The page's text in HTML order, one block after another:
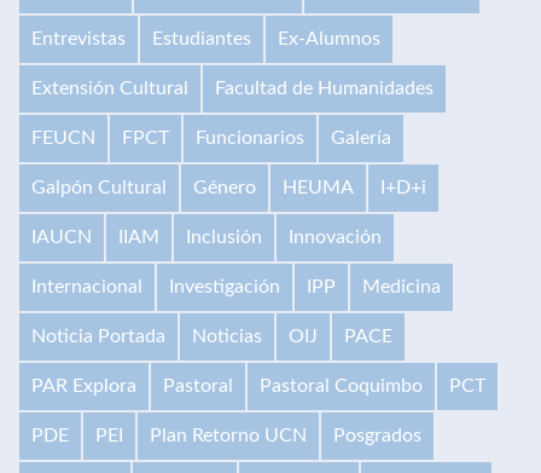
Entrevistas Estudiantes Ex-Alumnos
Extensión Cultural Facultad de Humanidades
FEUCN FPCT Funcionarios Galería
Galpón Cultural Género HEUMA I+D+i
IAUCN IIAM Inclusión Innovación
Internacional Investigación IPP Medicina
Noticia Portada Noticias OIJ PACE
PAR Explora Pastoral Pastoral Coquimbo PCT
PDE PEI Plan Retorno UCN Posgrados